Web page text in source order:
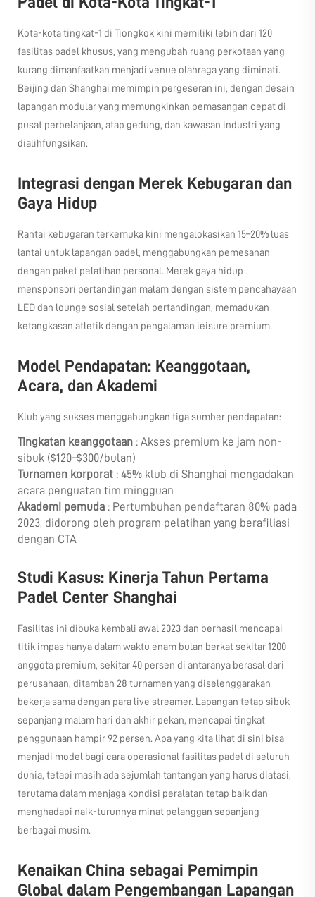
Kota-kota tingkat-1 di Tiongkok kini memiliki lebih dari 120
fasilitas padel khusus, yang mengubah ruang perkotaan yang
kurang dimanfaatkan menjadi venue olahraga yang diminati.
Beijing dan Shanghai memimpin pergeseran ini, dengan desain
lapangan modular yang memungkinkan pemasangan cepat di
pusat perbelanjaan, atap gedung, dan kawasan industri yang
dialihfungsikan.
Integrasi dengan Merek Kebugaran dan
Gaya Hidup
Rantai kebugaran terkemuka kini mengalokasikan 15–20% luas
lantai untuk lapangan padel, menggabungkan pemesanan
dengan paket pelatihan personal. Merek gaya hidup
mensponsori pertandingan malam dengan sistem pencahayaan
LED dan lounge sosial setelah pertandingan, memadukan
ketangkasan atletik dengan pengalaman leisure premium.
Model Pendapatan: Keanggotaan,
Acara, dan Akademi
Klub yang sukses menggabungkan tiga sumber pendapatan:
Tingkatan keanggotaan : Akses premium ke jam non-
sibuk ($120–$300/bulan)
Turnamen korporat : 45% klub di Shanghai mengadakan
acara penguatan tim mingguan
Akademi pemuda : Pertumbuhan pendaftaran 80% pada
2023, didorong oleh program pelatihan yang berafiliasi
dengan CTA
Studi Kasus: Kinerja Tahun Pertama
Padel Center Shanghai
Fasilitas ini dibuka kembali awal 2023 dan berhasil mencapai
titik impas hanya dalam waktu enam bulan berkat sekitar 1200
anggota premium, sekitar 40 persen di antaranya berasal dari
perusahaan, ditambah 28 turnamen yang diselenggarakan
bekerja sama dengan para live streamer. Lapangan tetap sibuk
sepanjang malam hari dan akhir pekan, mencapai tingkat
penggunaan hampir 92 persen. Apa yang kita lihat di sini bisa
menjadi model bagi cara operasional fasilitas padel di seluruh
dunia, tetapi masih ada sejumlah tantangan yang harus diatasi,
terutama dalam menjaga kondisi peralatan tetap baik dan
menghadapi naik-turunnya minat pelanggan sepanjang
berbagai musim.
Kenaikan China sebagai Pemimpin
Global dalam Pengembangan Lapangan